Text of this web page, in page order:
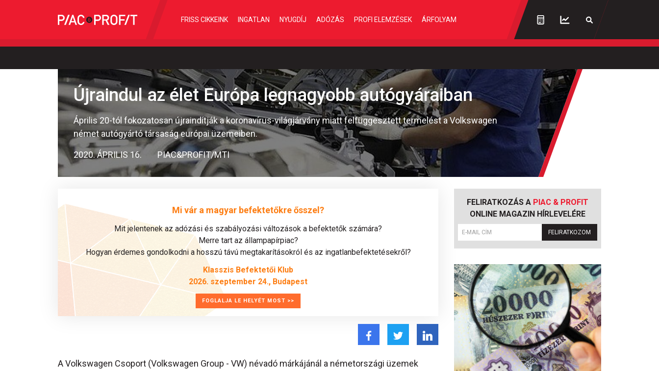
FRISS CIKKEINK INGATLAN NYUGDÍJ ADÓZÁS PROFI ELEMZÉSEK ÁRFOLYAM
Újraindul az élet Európa legnagyobb autógyáraiban
Április 20-tól fokozatosan újraindítják a koronavírus-világjárvány miatt felfüggesztett termelést a Volkswagen
német autógyártó társaság európai üzemeiben.
2020. ÁPRILIS 16. PIAC&PROFIT/MTI
Mi vár a magyar befektetőkre ősszel?
Mit jelentenek az adózási és szabályozási változások a befektetők számára?
Merre tart az állampapírpiac?
Hogyan érdemes gondolkodni a hosszú távú megtakarításokról és az ingatlanbefektetésekről?
Klasszis Befektetői Klub
2026. szeptember 24., Budapest
FOGLALJA LE HELYÉT MOST >>
A Volkswagen Csoport (Volkswagen Group - VW) névadó márkájánál a németországi üzemek
FELIRATKOZÁS A PIAC & PROFIT
ONLINE MAGAZIN HÍRLEVELÉRE
FELIRATKOZOM